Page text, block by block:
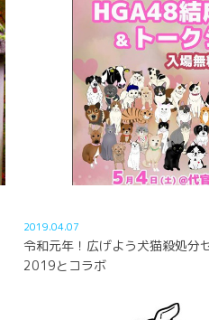
2019.04.07
令和元年！広げよう犬猫殺処分
2019とコラボ